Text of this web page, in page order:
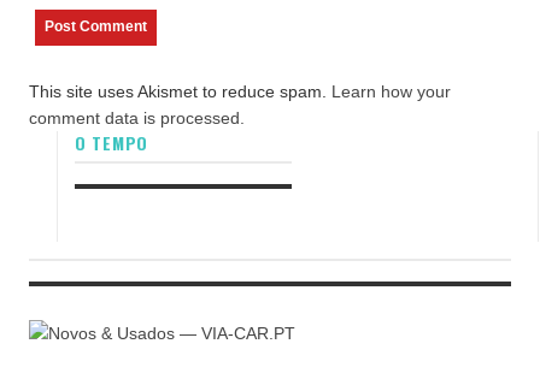
This site uses Akismet to reduce spam. Learn how your
comment data is processed.
O TEMPO